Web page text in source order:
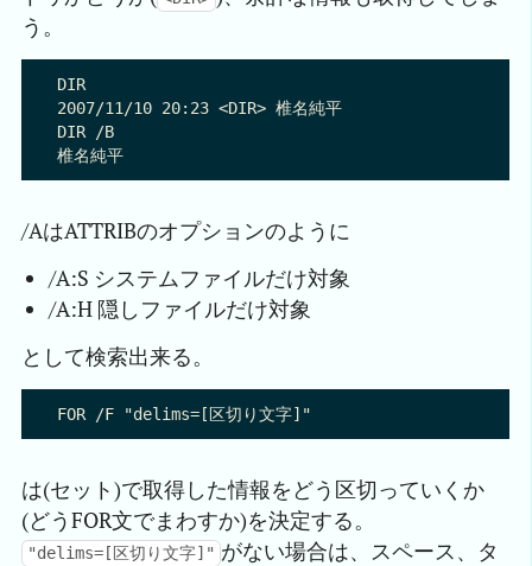
う。
DIR
2007/11/10 20:23 <DIR> 椎名純平
DIR /B
/AはATTRIBのオプションのように
/A:S システムファイルだけ対象
/A:H 隠しファイルだけ対象
として検索出来る。
は(セット)で取得した情報をどう区切っていくか
(どうFOR文でまわすか)を決定する。
"delims=[区切り文字]" がない場合は、スペース、タ